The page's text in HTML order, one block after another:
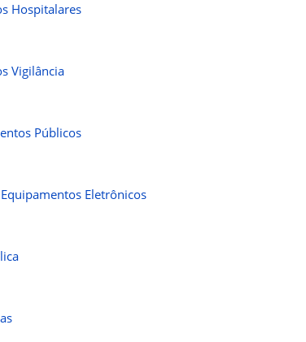
Hospitalares
Vigilância
Públicos
Eletrônicos